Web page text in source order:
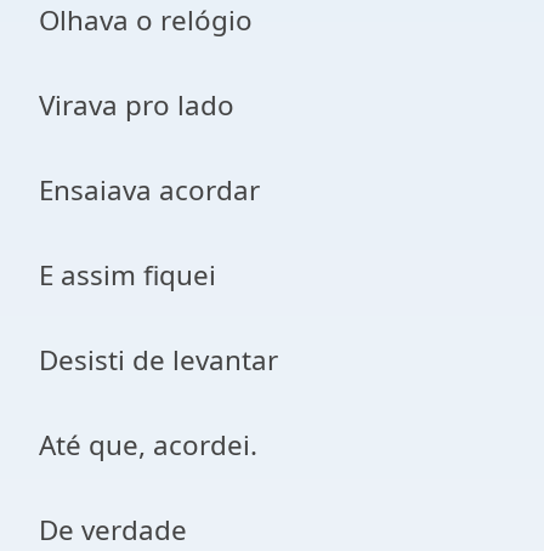
Olhava o relógio
Virava pro lado
Ensaiava acordar
E assim fiquei
Desisti de levantar
Até que, acordei.
De verdade